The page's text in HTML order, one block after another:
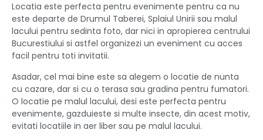
Locatia este perfecta pentru evenimente pentru ca nu
este departe de Drumul Taberei, Splaiul Unirii sau malul
lacului pentru sedinta foto, dar nici in apropierea centrului
Bucurestiului si astfel organizezi un eveniment cu acces
facil pentru toti invitatii.
Asadar, cel mai bine este sa alegem o locatie de nunta
cu cazare, dar si cu o terasa sau gradina pentru fumatori.
O locatie pe malul lacului, desi este perfecta pentru
evenimente, gazduieste si multe insecte, din acest motiv,
evitati locatiile in aer liber sau pe malul lacului.